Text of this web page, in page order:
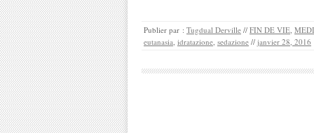
Publier par : Tugdual Derville // FIN DE VIE
eutanasia idratazione sedazione // janvier 28, 2016